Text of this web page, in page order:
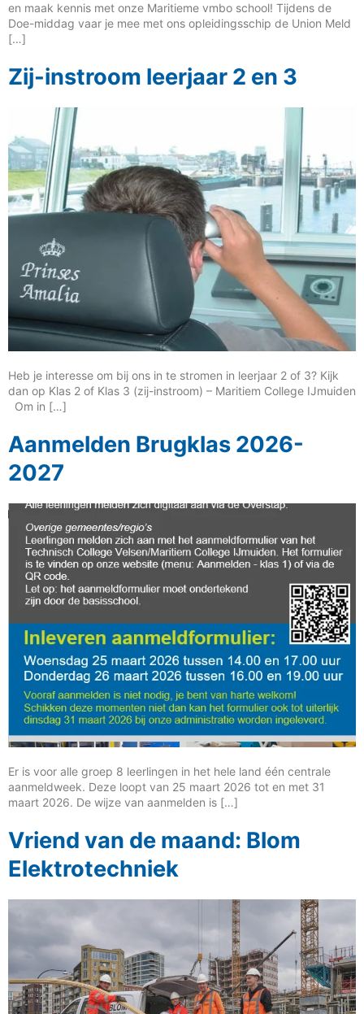
en maak kennis met onze Maritieme vmbo school! Tijdens de
Doe-middag vaar je mee met ons opleidingsschip de Union Meld
[…]
Zij-instroom leerjaar 2 en 3
Heb je interesse om bij ons in te stromen in leerjaar 2 of 3? Kijk
dan op Klas 2 of Klas 3 (zij-instroom) – Maritiem College IJmuiden
Om in […]
Aanmelden Brugklas 2026-
2027
Er is voor alle groep 8 leerlingen in het hele land één centrale
aanmeldweek. Deze loopt van 25 maart 2026 tot en met 31
maart 2026. De wijze van aanmelden is […]
Vriend van de maand: Blom
Elektrotechniek